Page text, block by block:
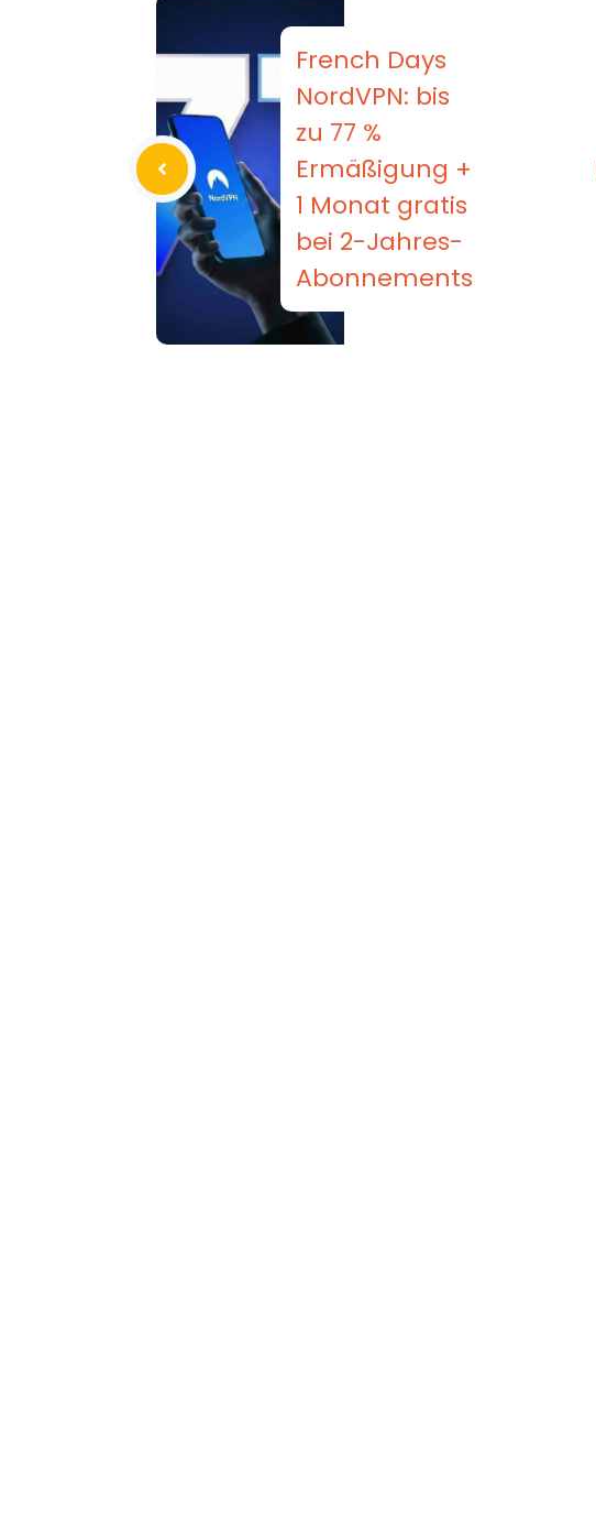
French Days
NordVPN: bis
zu 77 %
Ermäßigung +
1 Monat gratis
bei 2-Jahres-
Abonnements